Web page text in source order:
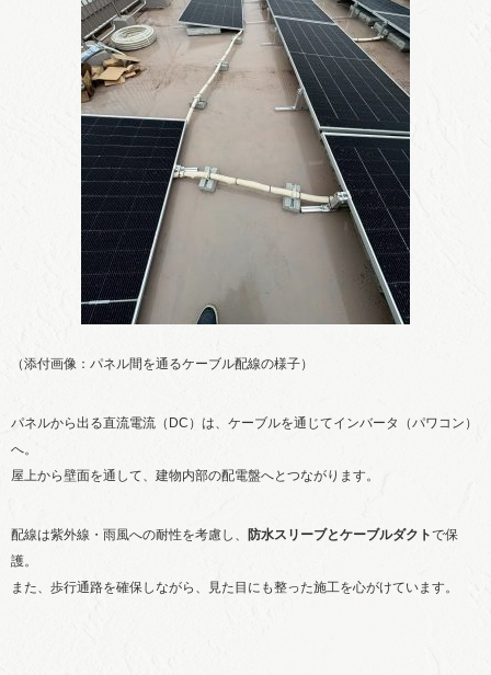
（添付画像：パネル間を通るケーブル配線の様子）
パネルから出る直流電流（DC）は、ケーブルを通じてインバータ（パワコン）
へ。
屋上から壁面を通して、建物内部の配電盤へとつながります。
配線は紫外線・雨風への耐性を考慮し、 防水スリーブとケーブルダクトで保
護。
また、歩行通路を確保しながら、見た目にも整った施工を心がけています。